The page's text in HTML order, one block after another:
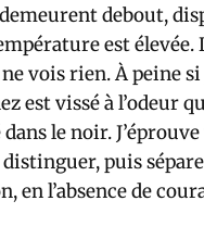
debout,
est élevée.
vois rien. À peine
est vissé à l’odeur
le noir.
puis
en l’absence de